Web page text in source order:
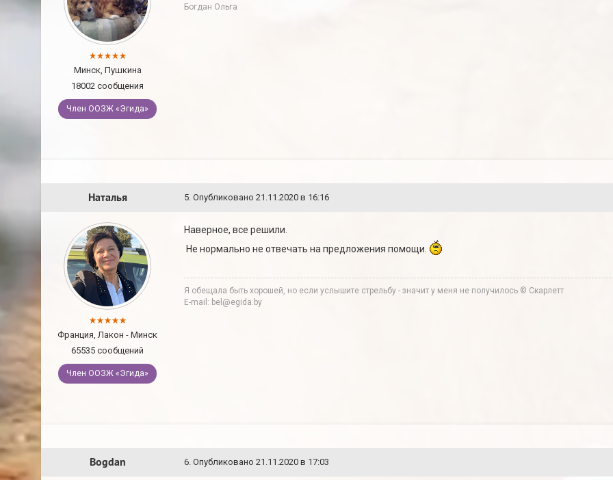
Минск, Пушкина
18002 сообщения
Член ООЗЖ «Эгида»
Богдан Ольга
Наталья 5. Опубликовано 21.11.2020 в 16:16
Франция, Лакон - Минск
65535 сообщений
Член ООЗЖ «Эгида»
Наверное, все решили.
Не нормально не отвечать на предложения помощи.
Я обещала быть хорошей, но если услышите стрельбу - значит у меня не получилось © Скарлетт
E-mail: bel@egida.by
Bogdan 6. Опубликовано 21.11.2020 в 17:03